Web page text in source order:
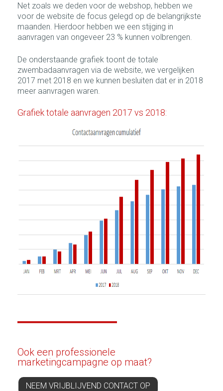
Net zoals we deden voor de webshop, hebben we
voor de website de focus gelegd op de belangrijkste
maanden. Hierdoor hebben we een stijging in
aanvragen van ongeveer 23 % kunnen volbrengen.
De onderstaande grafiek toont de totale
zwembadaanvragen via de website, we vergelijken
2017 met 2018 en we kunnen besluiten dat er in 2018
meer aanvragen waren.
Grafiek totale aanvragen 2017 vs 2018:
Ook een professionele
marketingcampagne op maat?
NEEM VRIJBLIJVEND CONTACT OP